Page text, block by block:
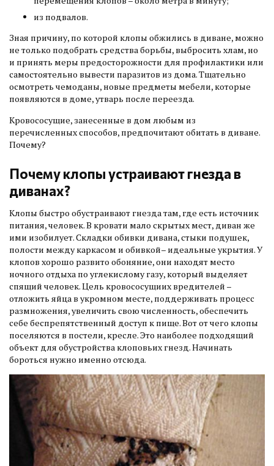
из подвалов.
Зная причину, по которой клопы обжились в диване, можно
не только подобрать средства борьбы, выбросить хлам, но
и принять меры предосторожности для профилактики или
самостоятельно вывести паразитов из дома. Тщательно
осмотреть чемоданы, новые предметы мебели, которые
появляются в доме, утварь после переезда.
Кровососущие, занесенные в дом любым из
перечисленных способов, предпочитают обитать в диване.
Почему?
Почему клопы устраивают гнезда в
диванах?
Клопы быстро обустраивают гнезда там, где есть источник
питания, человек. В кровати мало скрытых мест, диван же
ими изобилует. Складки обивки дивана, стыки подушек,
полости между каркасом и обивкой– идеальные укрытия. У
клопов хорошо развито обоняние, они находят место
ночного отдыха по углекислому газу, который выделяет
спящий человек. Цель кровососущиих вредителей –
отложить яйца в укромном месте, поддерживать процесс
размножения, увеличить свою численность, обеспечить
себе беспрепятственный доступ к пище. Вот от чего клопы
поселяются в постели, кресле. Это наиболее подходящий
объект для обустройства клоповьих гнезд. Начинать
бороться нужно именно отсюда.